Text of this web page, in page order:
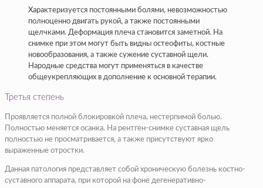
Характеризуется постоянными болями, невозможностью
полноценно двигать рукой, а также постоянными
щелчками. Деформация плеча становится заметной. На
снимке при этом могут быть видны остеофиты, костные
новообразования, а также сужение суставной щели.
Народные средства могут применяться в качестве
общеукрепляющих в дополнение к основной терапии.
Третья степень
Проявляется полной блокировкой плеча, нестерпимой болью.
Полностью меняется осанка. На рентген-снимке суставная щель
полностью не просматривается, а также присутствуют ярко
выраженные отростки.
Данная патология представляет собой хроническую болезнь костно-
суставного аппарата, при которой на фоне дегенеративно-